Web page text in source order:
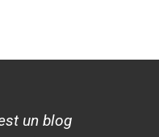
un blog